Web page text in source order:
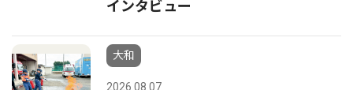
インタビュー
大和
2026.08.07